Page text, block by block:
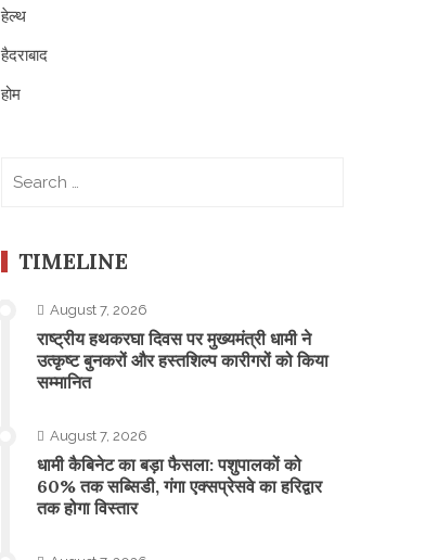
हेल्थ
हैदराबाद
होम
TIMELINE
August 7, 2026
राष्ट्रीय हथकरघा दिवस पर मुख्यमंत्री धामी ने
उत्कृष्ट बुनकरों और हस्तशिल्प कारीगरों को किया
सम्मानित
August 7, 2026
​धामी कैबिनेट का बड़ा फैसला: पशुपालकों को
60% तक सब्सिडी, गंगा एक्सप्रेसवे का हरिद्वार
तक होगा विस्तार